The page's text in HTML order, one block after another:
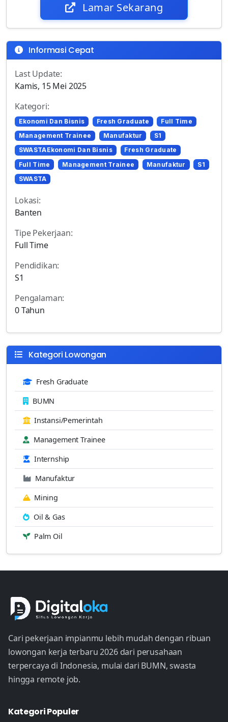
Lamar Sekarang
Informasi Cepat
Last Update:
Kamis, 15 Mei 2025
Kategori:
Ekonomi Dan Bisnis Fresh Graduate
Full Time
Management Trainee
Manufaktur
S1
SWASTAEkonomi Dan Bisnis
Fresh Graduate
Full Time
Management Trainee Manufaktur
S1
SWASTA
Lokasi:
Banten
Tipe Pekerjaan:
Full Time
Pendidikan:
S1
Pengalaman:
0 Tahun
Kategori Lowongan
Fresh Graduate
BUMN
Instansi/Pemerintah
Management Trainee
Internship
Manufaktur
Mining
Oil & Gas
Palm Oil
Cari pekerjaan impianmu lebih mudah dengan ribuan
lowongan kerja terbaru 2026 dari perusahaan
terpercaya di Indonesia, mulai dari BUMN, swasta
hingga remote job.
Kategori Populer